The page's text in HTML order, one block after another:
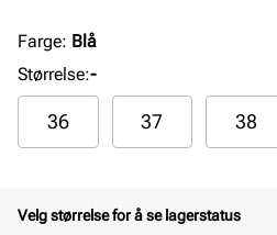
Farge: Blå
Størrelse:-
36 37 38
Velg størrelse for å se lagerstatus